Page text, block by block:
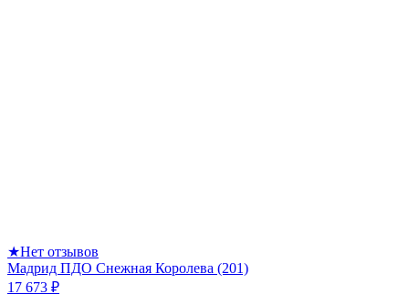
★Нет отзывов
Мадрид ПДО Снежная Королева (201)
17 673 ₽